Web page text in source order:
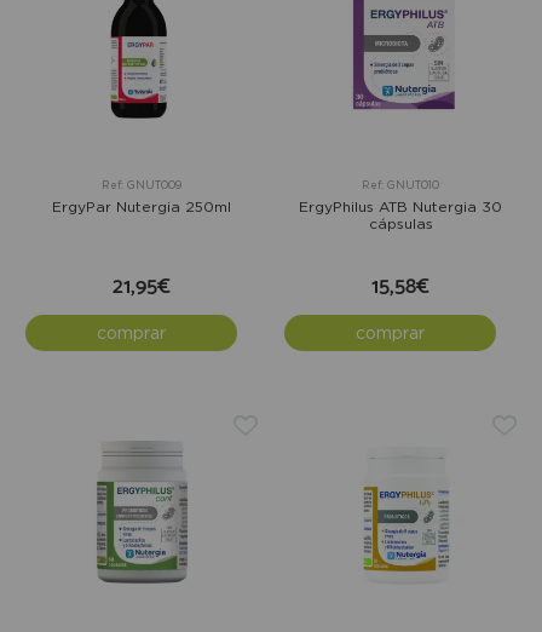
Ref: GNUT009
ErgyPar Nutergia 250ml
21,95€
comprar
Ref: GNUT010
ErgyPhilus ATB Nutergia 30
cápsulas
15,58€
comprar